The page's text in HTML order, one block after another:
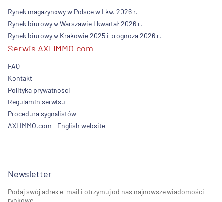
Rynek magazynowy w Polsce w I kw. 2026 r.
Rynek biurowy w Warszawie I kwartał 2026 r.
Rynek biurowy w Krakowie 2025 i prognoza 2026 r.
Serwis AXI IMMO.com
FAQ
Kontakt
Polityka prywatności
Regulamin serwisu
Procedura sygnalistów
AXI IMMO.com - English website
Newsletter
Podaj swój adres e-mail i otrzymuj od nas najnowsze wiadomości
rynkowe.